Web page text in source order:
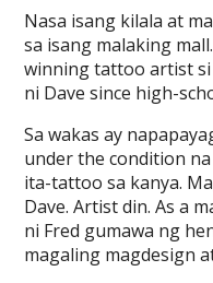
Nasa isang kilala at
sa isang malaking
winning tattoo artist
ni Dave since high-
Sa wakas ay
under the condition
ita-tattoo sa kanya.
Dave. Artist din. As a
ni Fred gumawa ng
magaling magdesign